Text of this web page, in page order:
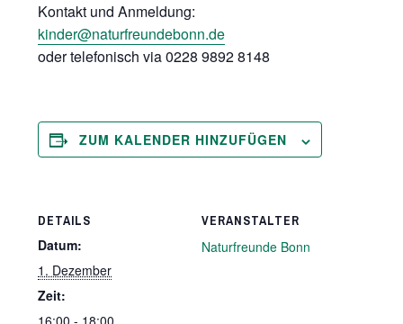
Kontakt und Anmeldung:
kinder@naturfreundebonn.de
oder telefonisch via 0228 9892 8148
ZUM KALENDER HINZUFÜGEN
DETAILS
Datum:
1. Dezember
Zeit:
16:00 - 18:00
VERANSTALTER
Naturfreunde Bonn